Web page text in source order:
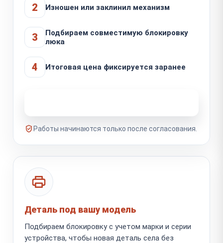
2 Изношен или заклинил механизм
3
Подбираем совместимую блокировку
люка
4 Итоговая цена фиксируется заранее
Работы начинаются только после согласования.
Деталь под вашу модель
Подбираем блокировку с учетом марки и серии
устройства, чтобы новая деталь села без